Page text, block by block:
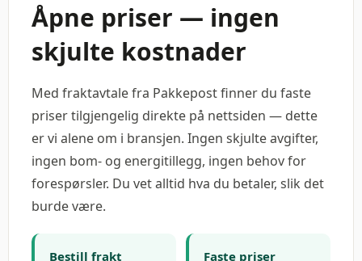
Åpne priser — ingen
skjulte kostnader
Med fraktavtale fra Pakkepost finner du faste
priser tilgjengelig direkte på nettsiden — dette
er vi alene om i bransjen. Ingen skjulte avgifter,
ingen bom- og energitillegg, ingen behov for
forespørsler. Du vet alltid hva du betaler, slik det
burde være.
Bestill frakt
Faste priser